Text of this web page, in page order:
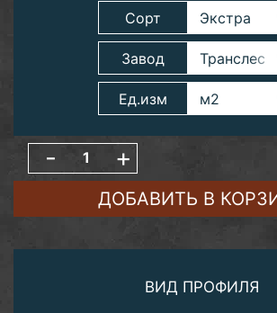
Сорт
Завод
Ед.изм
- +
ДОБАВИТЬ В
ВИД ПРОФИЛЯ